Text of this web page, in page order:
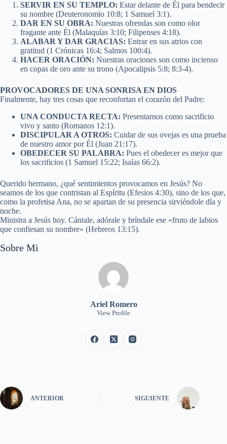
SERVIR EN SU TEMPLO: Estar delante de Él para bendecir
su nombre (Deuteronomio 10:8; 1 Samuel 3:1).
DAR EN SU OBRA: Nuestras ofrendas son como olor
fragante ante Él (Malaquías 3:10; Filipenses 4:18).
ALABAR Y DAR GRACIAS: Entrar en sus atrios con
gratitud (1 Crónicas 16:4; Salmos 100:4).
HACER ORACIÓN: Nuestras oraciones son como incienso
en copas de oro ante su trono (Apocalipsis 5:8; 8:3-4).
PROVOCADORES DE UNA SONRISA EN DIOS
Finalmente, hay tres cosas que reconfortan el corazón del Padre:
UNA CONDUCTA RECTA: Presentarnos como sacrificio
vivo y santo (Romanos 12:1).
DISCIPULAR A OTROS: Cuidar de sus ovejas es una prueba
de nuestro amor por Él (Juan 21:17).
OBEDECER SU PALABRA: Pues el obedecer es mejor que
los sacrificios (1 Samuel 15:22; Isaías 66:2).
Querido hermano, ¿qué sentimientos provocamos en Jesús? No
seamos de los que contristan al Espíritu (Efesios 4:30), sino de los que,
como la profetisa Ana, no se apartan de su presencia sirviéndole día y
noche.
Ministra a Jesús hoy. Cántale, adórale y bríndale ese «fruto de labios
que confiesan su nombre» (Hebreos 13:15).
Sobre Mi
Ariel Romero
View Profile
ANTERIOR SIGUIENTE